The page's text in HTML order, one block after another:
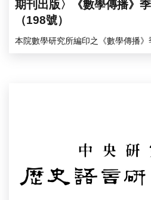
期刊出版〉《數學傳播》
（198號）
本院數學研究所編印之《數學傳播》